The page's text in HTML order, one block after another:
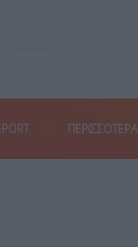
ΠΕΡΙΣΣΌΤΕΡΑ